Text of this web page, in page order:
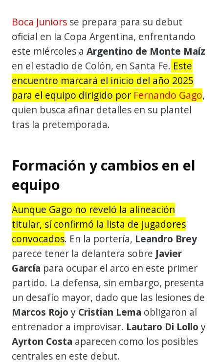
Boca Juniors se prepara para su debut
oficial en la Copa Argentina, enfrentando
este miércoles a Argentino de Monte Maíz
en el estadio de Colón, en Santa Fe. Este
encuentro marcará el inicio del año 2025
para el equipo dirigido por Fernando Gago,
quien busca afinar detalles en su plantel
tras la pretemporada.
Formación y cambios en el
equipo
Aunque Gago no reveló la alineación
titular, sí confirmó la lista de jugadores
convocados. En la portería, Leandro Brey
parece tener la delantera sobre Javier
García para ocupar el arco en este primer
partido. La defensa, sin embargo, presenta
un desafío mayor, dado que las lesiones de
Marcos Rojo y Cristian Lema obligaron al
entrenador a improvisar. Lautaro Di Lollo y
Ayrton Costa aparecen como los posibles
centrales en este debut.